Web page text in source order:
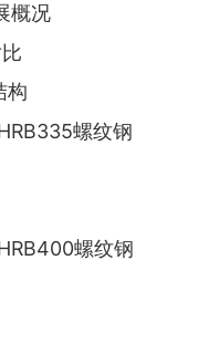
概况
构
螺纹钢
螺纹钢